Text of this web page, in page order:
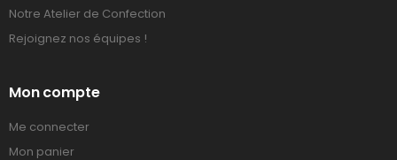
Notre Atelier de Confection
Rejoignez nos équipes !
Mon compte
Me connecter
Mon panier